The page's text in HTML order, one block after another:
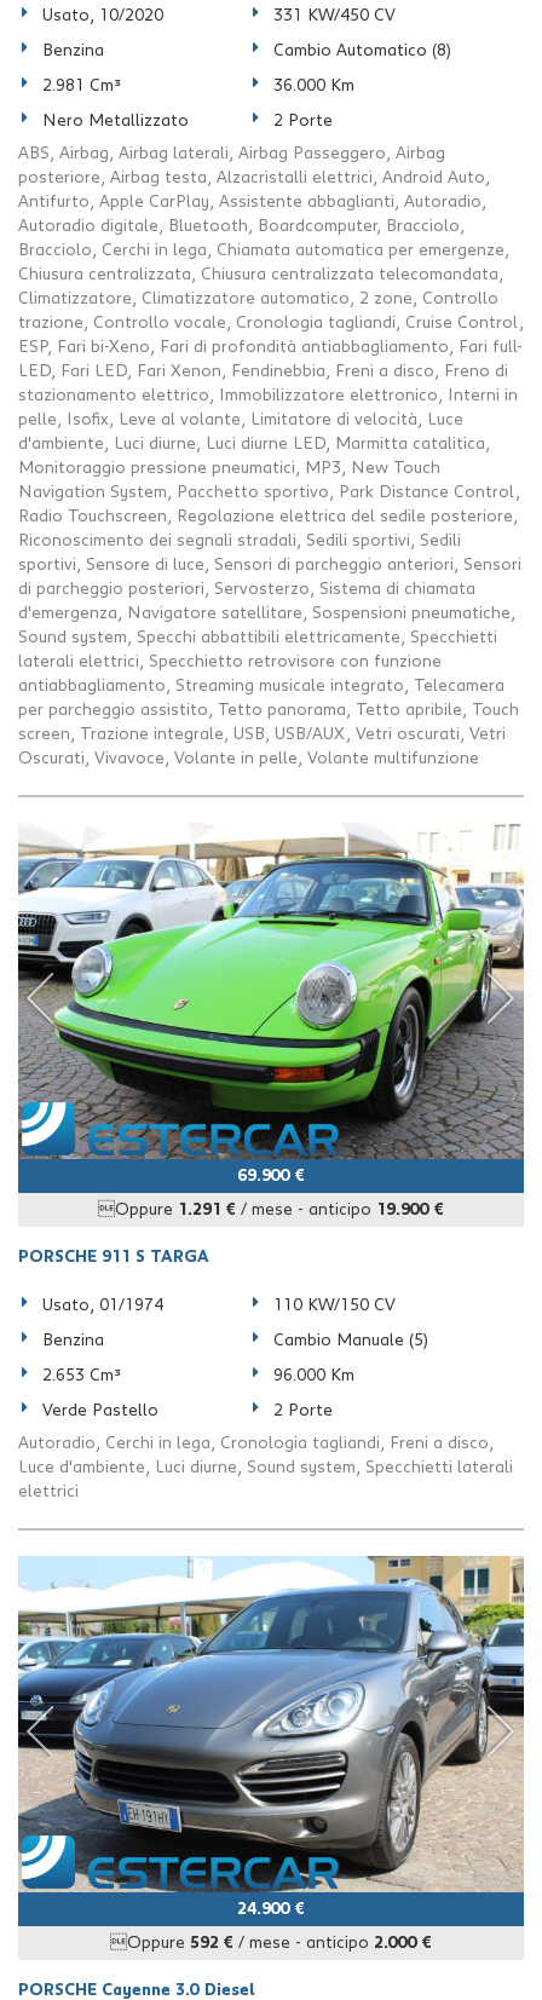
Usato, 10/2020 331 KW/450 CV
Benzina Cambio Automatico (8)
2.981 Cm³ 36.000 Km
Nero Metallizzato
2 Porte
ABS, Airbag, Airbag laterali, Airbag Passeggero, Airbag
posteriore, Airbag testa, Alzacristalli elettrici, Android Auto,
Antifurto, Apple CarPlay, Assistente abbaglianti, Autoradio,
Autoradio digitale, Bluetooth, Boardcomputer, Bracciolo,
Bracciolo, Cerchi in lega, Chiamata automatica per emergenze,
Chiusura centralizzata, Chiusura centralizzata telecomandata,
Climatizzatore, Climatizzatore automatico, 2 zone, Controllo
trazione, Controllo vocale, Cronologia tagliandi, Cruise Control,
ESP, Fari bi-Xeno, Fari di profondità antiabbagliamento, Fari full-
LED, Fari LED, Fari Xenon, Fendinebbia, Freni a disco, Freno di
stazionamento elettrico, Immobilizzatore elettronico, Interni in
pelle, Isofix, Leve al volante, Limitatore di velocità, Luce
d'ambiente, Luci diurne, Luci diurne LED, Marmitta catalitica,
Monitoraggio pressione pneumatici, MP3, New Touch
Navigation System, Pacchetto sportivo, Park Distance Control,
Radio Touchscreen, Regolazione elettrica del sedile posteriore,
Riconoscimento dei segnali stradali, Sedili sportivi, Sedili
sportivi, Sensore di luce, Sensori di parcheggio anteriori, Sensori
di parcheggio posteriori, Servosterzo, Sistema di chiamata
d'emergenza, Navigatore satellitare, Sospensioni pneumatiche,
Sound system, Specchi abbattibili elettricamente, Specchietti
laterali elettrici, Specchietto retrovisore con funzione
antiabbagliamento, Streaming musicale integrato, Telecamera
per parcheggio assistito, Tetto panorama, Tetto apribile, Touch
screen, Trazione integrale, USB, USB/AUX, Vetri oscurati, Vetri
Oscurati, Vivavoce, Volante in pelle, Volante multifunzione
69.900 €
Oppure 1.291 € / mese - anticipo 19.900 €
PORSCHE 911 S TARGA
Usato, 01/1974 110 KW/150 CV
Benzina Cambio Manuale (5)
2.653 Cm³ 96.000 Km
Verde Pastello
2 Porte
Autoradio, Cerchi in lega, Cronologia tagliandi, Freni a disco,
Luce d'ambiente, Luci diurne, Sound system, Specchietti laterali
elettrici
24.900 €
Oppure 592 € / mese - anticipo 2.000 €
PORSCHE Cayenne 3.0 Diesel